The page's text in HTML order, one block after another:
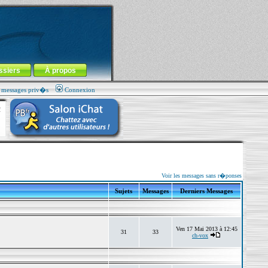
À propos
priv�s Connexion
Voir les messages sans r�ponses
Sujets Messages Derniers Messages
31 33
Ven 17 Mai 2013 à 12:45
ch-vox